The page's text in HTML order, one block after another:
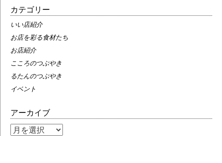
カテゴリー
いい店紹介
お店を彩る食材たち
お店紹介
こころのつぶやき
るたんのつぶやき
イベント
アーカイブ
ア